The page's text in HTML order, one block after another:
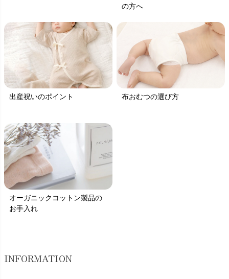
の方へ
出産祝いのポイント 布おむつの選び方
オーガニックコットン製品の
お手入れ
INFORMATION